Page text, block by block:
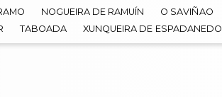
NOGUEIRA DE RAMUÍN O SAVIÑAO
TABOADA XUNQUEIRA DE ESPADANEDO